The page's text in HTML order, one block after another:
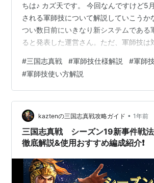
ちは♪ カズ天です。 今回なんですけど5
される軍師技について解説していこうか
つい数日前にいきなり新システムである
ると発表した運営さん。ただ、軍師技は
のブログを最後まで見て軍師技をマスタ
す！ ということで早速やっていきましょ
軍師技システムとは？ ・ 軍師技概要解
方法解説 ・ 軍師技の詳細システム解説
徹底解説 ３ 終わりに〜 ・ 日記 １ 軍師
#三国志真戦 #軍師技仕様解説 #軍師
#軍師技使い方解説
kaztenの三国志真戦攻略ガイド • 1年前
三国志真戦 シーズン19新事件戦法
徹底解説&使用おすすめ編成紹介❗️